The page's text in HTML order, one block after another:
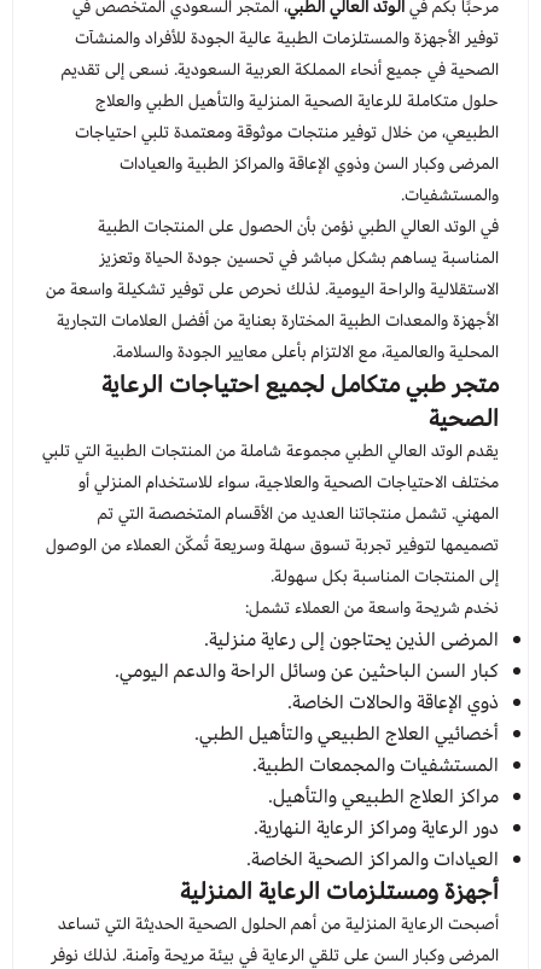
ضمادات و بخاخات التئام الجروح
مراهم وضمادات العسل الطبي
مراهم الترطيب والعناية بالقدم
أجهزة قياس نسبة الأكسجين
أجهزة قياس درجات الحرارة
أجهزة قياس الطول والوزن
أدوات الفحص للطبيب
مضخات المحاليل و مستلزماتها
أجهزة العلامات الحيوية و الصدمات
بطاريات السماعات الطبية
تجهيزات الفنادق لذوي الاحتياجات الخاصة
عرض الكل
الكفوف والكمامات الطبية
السرنجات و الابر
الشاش والقطن والاربطة
البلاسترات
مستلزمات تنظيم الادوية
مستلزمات تعقيم الجروح
مستلزمات الاسعافات الاولية
المستلزمات الجراحية
مستلزمات المساعدة على التنفس
عرض الكل
أجهزة و مستلزمات توليد الاكسجين
اجهزة التنفس للمساعدة على النوم
أجهزة ومستلزمات شفط البلغم
أجهزة توليد البخار ومستلزماتها
المشدات والجبائر
عرض الكل
مشدات الرأس والرقبة
مشدات الكتف والصدر والبطن
مشدات الفخد والركبة والقدم
مشدات اليد والذراع
السوائل الطبية
عرض الكل
الماء المقطر
معقمات الايدي و الاسطح
معدات الأثاث الطبي
عرض الكل
اثاث العيادة الطبية
نقالات و تروليات الاسعاف
المراتب الطبية
احتياجات غرفة المريض
كراسي الحمام
سواند الحمام
كراسي و مستلزمات الاستحمام
عرض الكل
حفائض كبار السن
المفارش الطبية و المناديل
مستلزمات التبول و الاخراج
الكراسي المتحركة للاطفال
المنحدرات
مقاعد الكراسي
المشايات والعكاكيز
كراسي الاخلاء و الدرج
عرض الكل
واقي ذكرى
مزلقات
كريم وبخاخ مساعده للعلاقة
العناية بالوجه
العناية بالقدم
العناية بالام والطفل
العناية بالجسم
العناية بالشعر
العدسات الملونه
عرض الكل
عدسات شهرية
عدسات يومية
العناية بصحة النوم
المكياج
عرض الكل
العناية بالحواجب
مستلزمات المكياج
أجهزة العلاج الكهربائي
طاولات العلاج الطبيعي والمساج
أدوات اعاده التأهيل
أجهزة و أدوات العلاج المائي
أجهزة و أدوات التدليك
أدوات العلاج الطبيعي للأطفال
أدوات التقييم
عرض الكل
معدات عيادة التمريض
معدات التواصل الحسي
معدات العلاج الطبيعي
معدات العلاج الوظيفي
معدات ومستلزمات التخاطب
معدات الفصول الدراسية
منتجات الاسنان
عرض الكل
Infection Control
Restorative & Prosthodontics
عرض الكل
Impression
Handpieces & Burs
Perio & Syrgery
Endocontics & RCT
Pedo
Sterilization
Orthodontics
Temporary Materials & Crwon Bridge
Cement & Linear
Prevention& Oral Hygiene
X-ray
Students Training & Instruments
المدونة
مرحبًا بكم فيالوتد العالي الطبي، المتجر السعودي المتخصص في
توفير الأجهزة والمستلزمات الطبية عالية الجودة للأفراد والمنشآت
الصحية في جميع أنحاء المملكة العربية السعودية. نسعى إلى تقديم
حلول متكاملة للرعاية الصحية المنزلية والتأهيل الطبي والعلاج
الطبيعي، من خلال توفير منتجات موثوقة ومعتمدة تلبي احتياجات
المرضى وكبار السن وذوي الإعاقة والمراكز الطبية والعيادات
والمستشفيات.
في الوتد العالي الطبي نؤمن بأن الحصول على المنتجات الطبية
المناسبة يساهم بشكل مباشر في تحسين جودة الحياة وتعزيز
الاستقلالية والراحة اليومية. لذلك نحرص على توفير تشكيلة واسعة من
الأجهزة والمعدات الطبية المختارة بعناية من أفضل العلامات التجارية
المحلية والعالمية، مع الالتزام بأعلى معايير الجودة والسلامة.
متجر طبي متكامل لجميع احتياجات الرعاية
الصحية
يقدم الوتد العالي الطبي مجموعة شاملة من المنتجات الطبية التي تلبي
مختلف الاحتياجات الصحية والعلاجية، سواء للاستخدام المنزلي أو
المهني. تشمل منتجاتنا العديد من الأقسام المتخصصة التي تم
تصميمها لتوفير تجربة تسوق سهلة وسريعة تُمكّن العملاء من الوصول
إلى المنتجات المناسبة بكل سهولة.
نخدم شريحة واسعة من العملاء تشمل:
المرضى الذين يحتاجون إلى رعاية منزلية.
كبار السن الباحثين عن وسائل الراحة والدعم اليومي.
ذوي الإعاقة والحالات الخاصة.
أخصائيي العلاج الطبيعي والتأهيل الطبي.
المستشفيات والمجمعات الطبية.
مراكز العلاج الطبيعي والتأهيل.
دور الرعاية ومراكز الرعاية النهارية.
العيادات والمراكز الصحية الخاصة.
أجهزة ومستلزمات الرعاية المنزلية
أصبحت الرعاية المنزلية من أهم الحلول الصحية الحديثة التي تساعد
المرضى وكبار السن على تلقي الرعاية في بيئة مريحة وآمنة. لذلك نوفر